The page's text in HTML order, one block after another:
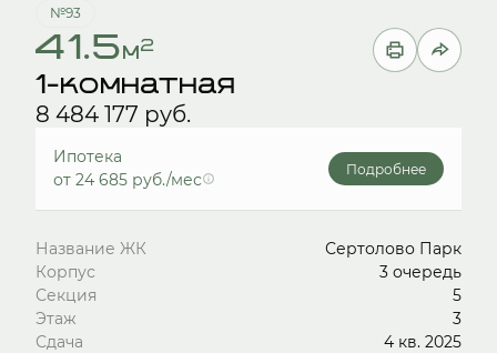
№93
41.5м2
1-комнатная
8 484 177 руб.
Ипотека
от 24 685 руб./мес
Подробнее
Название ЖК
Сертолово Парк
Корпус
3 очередь
Секция
5
Этаж
3
Сдача
4 кв. 2025